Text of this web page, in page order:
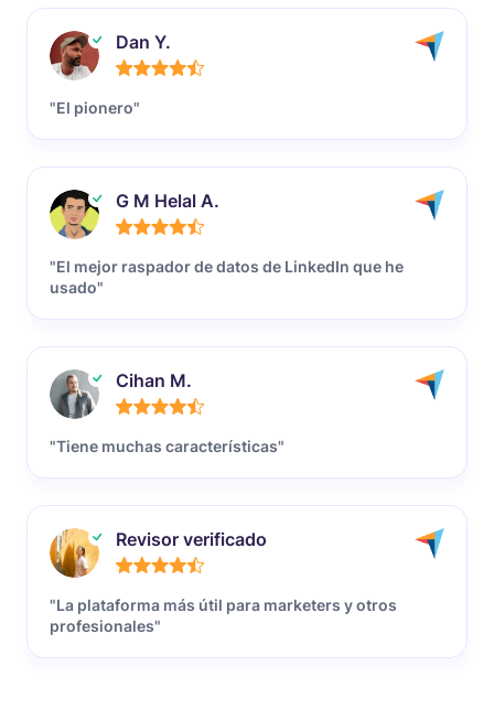
Dan Y.
"El pionero"
G M Helal A.
"El mejor raspador de datos de LinkedIn que he
usado"
Cihan M.
"Tiene muchas características"
Revisor verificado
"La plataforma más útil para marketers y otros
profesionales"